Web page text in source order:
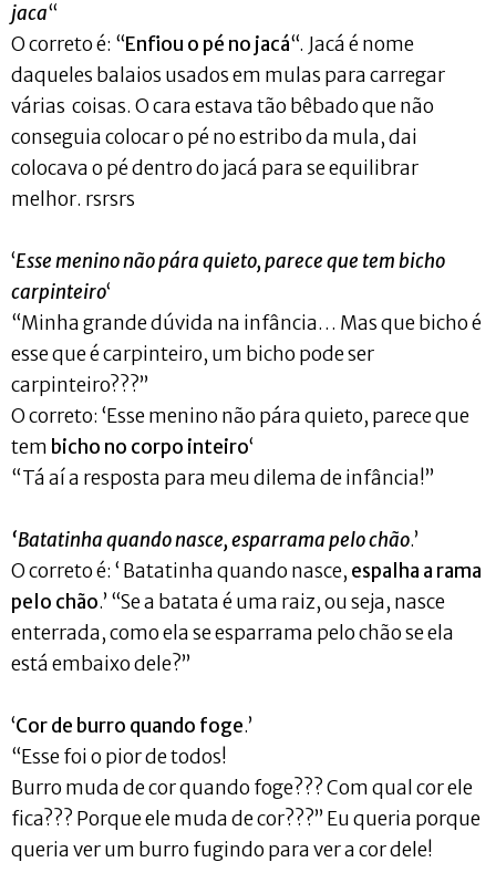
jaca“
O correto é: “Enfiou o pé no jacá“. Jacá é nome
daqueles balaios usados em mulas para carregar
várias coisas. O cara estava tão bêbado que não
conseguia colocar o pé no estribo da mula, dai
colocava o pé dentro do jacá para se equilibrar
melhor. rsrsrs
‘Esse menino não pára quieto, parece que tem bicho
carpinteiro‘
“Minha grande dúvida na infância… Mas que bicho é
esse que é carpinteiro, um bicho pode ser
carpinteiro???”
O correto: ‘Esse menino não pára quieto, parece que
tem bicho no corpo inteiro‘
“Tá aí a resposta para meu dilema de infância!”
‘Batatinha quando nasce, esparrama pelo chão.’
O correto é: ‘ Batatinha quando nasce, espalha a rama
pelo chão.’ “Se a batata é uma raiz, ou seja, nasce
enterrada, como ela se esparrama pelo chão se ela
está embaixo dele?”
‘Cor de burro quando foge.’
“Esse foi o pior de todos!
Burro muda de cor quando foge??? Com qual cor ele
fica??? Porque ele muda de cor???” Eu queria porque
queria ver um burro fugindo para ver a cor dele!